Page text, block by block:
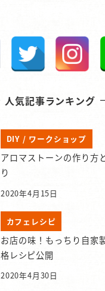
人気記事ランキング
DIY / ワークショップ
アロマストーンの作り方
り
2020年4月15日
カフェレシピ
お店の味！もっちり自家
格レシピ公開
2020年4月30日